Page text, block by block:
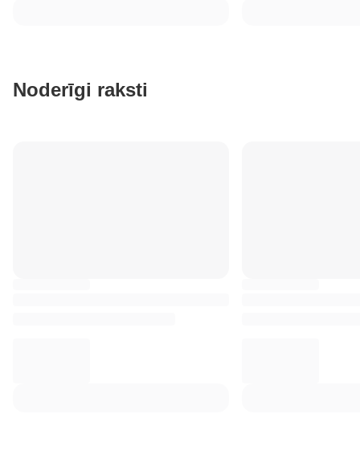
Noderīgi raksti